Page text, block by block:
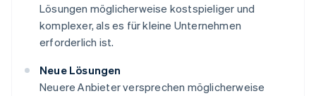
Lösungen möglicherweise kostspieliger und
komplexer, als es für kleine Unternehmen
erforderlich ist.
Neue Lösungen
Neuere Anbieter versprechen möglicherweise